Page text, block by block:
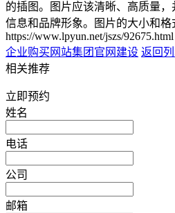
的插图。图片应该清晰、高质量
信息和品牌形象。图片的大小和格
https://www.lpyun.net/jszs/92675.html
企业购买网站集团官网建设 返回
相关推荐
立即预约
姓名
电话
公司
邮箱